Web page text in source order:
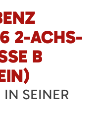
2-ACHS-
B
IN SEINER